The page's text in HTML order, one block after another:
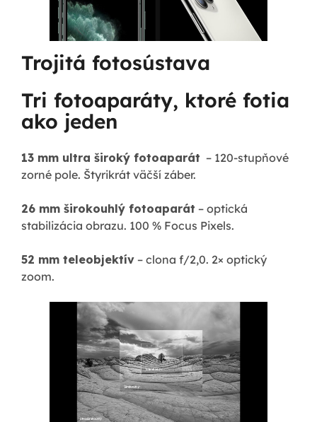
Trojitá fotosústava
Tri fotoaparáty, ktoré fotia
ako jeden
13 mm ultra široký fotoaparát – 120-stupňové
zorné pole. Štyrikrát väčší záber.
26 mm širokouhlý fotoaparát – optická
stabilizácia obrazu. 100 % Focus Pixels.
52 mm teleobjektív – clona f/2,0. 2× optický
zoom.